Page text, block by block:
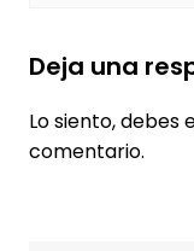
Deja una
Lo siento, debes
comentario.